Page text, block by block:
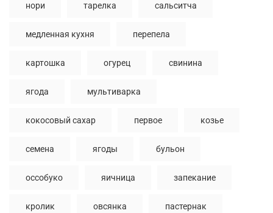
нори тарелка сальситча
медленная кухня перепела
картошка огурец свинина
ягода мультиварка
кокосовый сахар первое козье
семена ягоды бульон
оссобуко яичница запекание
кролик овсянка пастернак